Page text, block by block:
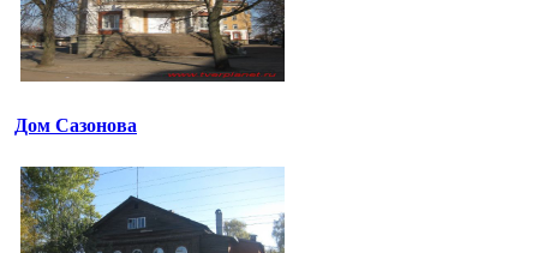
Дом Сазонова